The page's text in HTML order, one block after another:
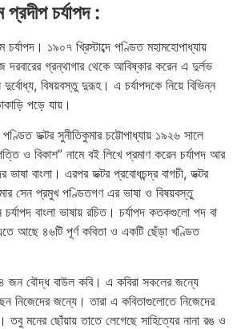
চর্যাপদ :
চর্যাপদ। ১৯০৭ খ্রিস্টাব্দে পণ্ডিত মহামহোপাধ্যায়
দরবারের গ্রন্থাগার থেকে আবিষ্কার করেন এ দুর্লভ
বিষয়বস্তু দুরূহ। এ চর্যাপদকে নিয়ে বিভিন্ন
পড়ে যায়।
ডক্টর সুনীতিকুমার চট্টোপাধ্যায় ১৯২৬ সালে
ও বিকাশ” নামে বই লিখে প্রমাণ করেন চর্যাপদ আর
ভাষা বাংলা। এরপর ডক্টর প্রবোধচন্দ্র বাগচী, ডক্টর
সেন প্রমুখ পণ্ডিতগণ এর ভাষা ও বিষয়বস্তু
চর্যাপদ বাংলা ভাষায় রচিত। চর্যাপদ কতকগুলো পদ বা
আছে ৪৬টি পূর্ণ কবিতা ও একটি ছেঁড়া খণ্ডিত
জন বৌদ্ধ বাউল কবি। এ কবিরা সকলের জন্যে
নিজেদের জন্যে। তারা এ কবিতাগুলোতে নিজেদের
তবু মনের ছোঁয়ায় তাতে লেগেছে সাহিত্যের নানা রঙ ও